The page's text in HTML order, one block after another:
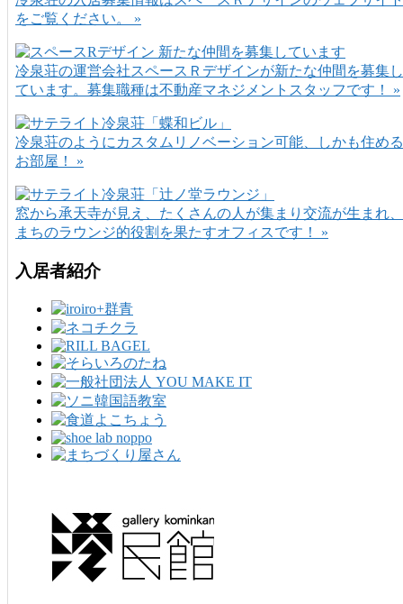
をご覧ください。 »
冷泉荘の運営会社スペースＲデザインが新たな仲間を募集し
ています。募集職種は不動産マネジメントスタッフです！ »
冷泉荘のようにカスタムリノベーション可能、しかも住める
お部屋！ »
窓から承天寺が見え、たくさんの人が集まり交流が生まれ、
まちのラウンジ的役割を果たすオフィスです！ »
入居者紹介